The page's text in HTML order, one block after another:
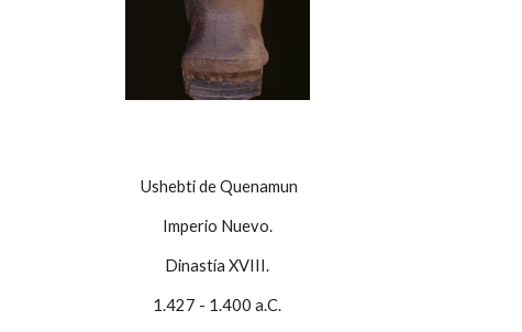
Ushebti de Quenamun
Imperio Nuevo.
Dinastía XVIII.
1.427 - 1.400 a.C.